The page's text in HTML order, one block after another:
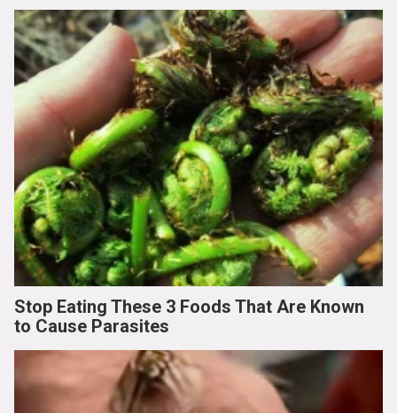
Stop Eating These 3 Foods That Are Known
to Cause Parasites